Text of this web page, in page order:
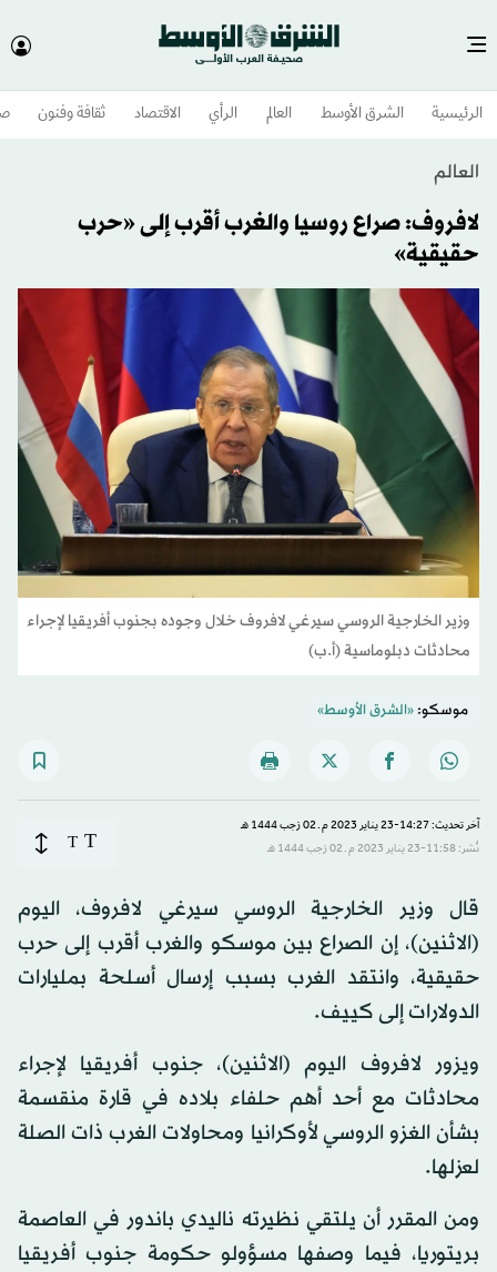
الرئيسية الشرق الأوسط​ العالم الرأي الاقتصاد ثقافة وفنون
العالم
لافروف: صراع روسيا والغرب أقرب إلى «حرب
حقيقية»
وزير الخارجية الروسي سيرغي لافروف خلال وجوده بجنوب أفريقيا لإجراء
محادثات دبلوماسية (أ.ب)
موسكو:«الشرق الأوسط»
آخر تحديث: 14:27-23 يناير 2023 م ـ 02 رَجب 1444 هـ
نُشر: 11:58-23 يناير 2023 م ـ 02 رَجب 1444 هـ
T
T
قال وزير الخارجية الروسي سيرغي لافروف، اليوم
(الاثنين)، إن الصراع بين موسكو والغرب أقرب إلى حرب
حقيقية، وانتقد الغرب بسبب إرسال أسلحة بمليارات
الدولارات إلى كييف.
ويزور لافروف اليوم (الاثنين)، جنوب أفريقيا لإجراء
محادثات مع أحد أهم حلفاء بلاده في قارة منقسمة
بشأن الغزو الروسي لأوكرانيا ومحاولات الغرب ذات الصلة
لعزلها.
ومن المقرر أن يلتقي نظيرته ناليدي باندور في العاصمة
بريتوريا، فيما وصفها مسؤولو حكومة جنوب أفريقيا